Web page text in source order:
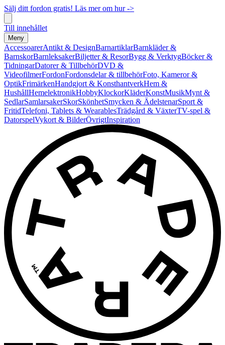
Sälj ditt fordon gratis! Läs mer om hur ->
Till innehållet
Meny
AccessoarerAntikt & DesignBarnartiklarBarnkläder &
BarnskorBarnleksakerBiljetter & ResorBygg & VerktygBöcker &
TidningarDatorer & TillbehörDVD &
VideofilmerFordonFordonsdelar & tillbehörFoto, Kameror &
OptikFrimärkenHandgjort & KonsthantverkHem &
HushållHemelektronikHobbyKlockorKläderKonstMusikMynt &
SedlarSamlarsakerSkorSkönhetSmycken & ÄdelstenarSport &
FritidTelefoni, Tablets & WearablesTrädgård & VäxterTV-spel &
DatorspelVykort & BilderÖvrigtInspiration